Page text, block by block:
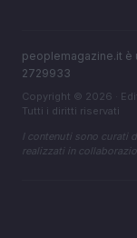
peoplemagazine.it è
2729933
Copyright © 2026 ·
Tutti i diritti riservati
I contenuti sono curati
realizzati in